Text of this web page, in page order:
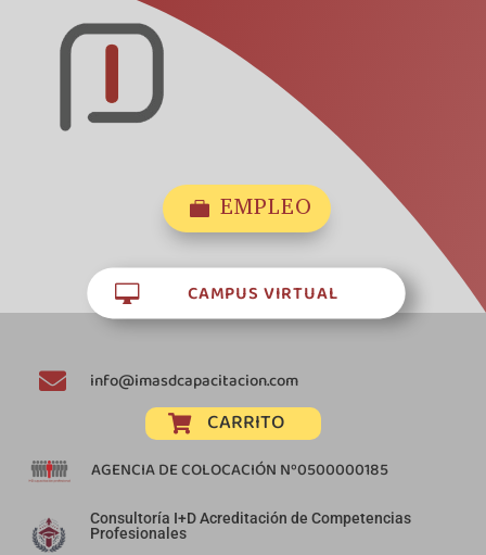
 EMPLEO
 CAMPUS VIRTUAL
 info@imasdcapacitacion.com
 CARRITO
AGENCIA DE COLOCACIÓN Nº0500000185
Consultoría I+D Acreditación de Competencias
Profesionales